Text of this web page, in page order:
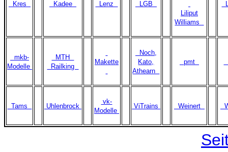
Kres Kadee Lenz LGB
Liliput
Williams
mkb-
Modelle
MTH
Railking
Makette
Noch,
Kato,
Athearn
pmt
Tams Uhlenbrock
vk-
Modelle
ViTrains Weinert